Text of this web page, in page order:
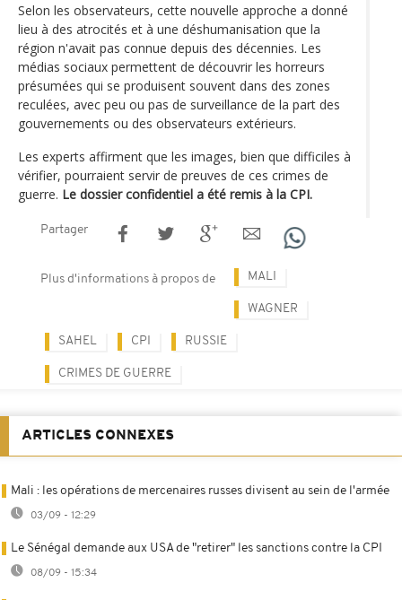
Selon les observateurs, cette nouvelle approche a donné
lieu à des atrocités et à une déshumanisation que la
région n'avait pas connue depuis des décennies. Les
médias sociaux permettent de découvrir les horreurs
présumées qui se produisent souvent dans des zones
reculées, avec peu ou pas de surveillance de la part des
gouvernements ou des observateurs extérieurs.
Les experts affirment que les images, bien que difficiles à
vérifier, pourraient servir de preuves de ces crimes de
guerre. Le dossier confidentiel a été remis à la CPI.
Partager
Plus d'informations à propos de MALI
WAGNER
SAHEL CPI RUSSIE
CRIMES DE GUERRE
ARTICLES CONNEXES
Mali : les opérations de mercenaires russes divisent au sein de l'armée
03/09 - 12:29
Le Sénégal demande aux USA de "retirer" les sanctions contre la CPI
08/09 - 15:34